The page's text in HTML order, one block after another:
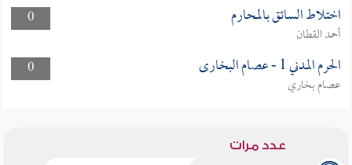
0
اختلاط السائق بالمحارم
أحمد القطان
0
الحرم المدني 1 - عصام البخارى
عصام بخاري
عدد مرات